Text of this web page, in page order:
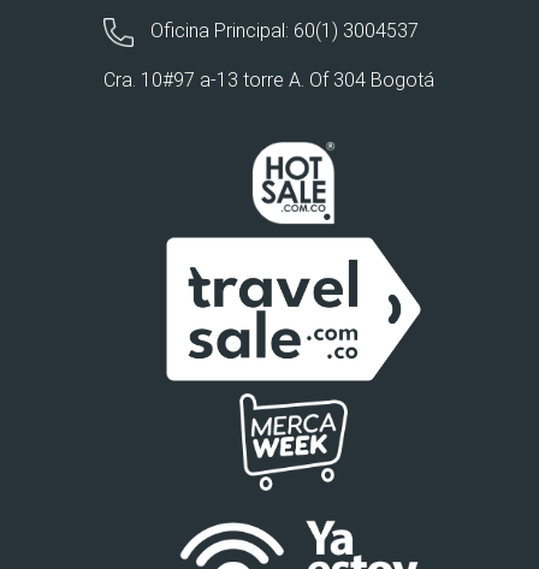
Oficina Principal: 60(1) 3004537
Cra. 10#97 a-13 torre A. Of 304 Bogotá